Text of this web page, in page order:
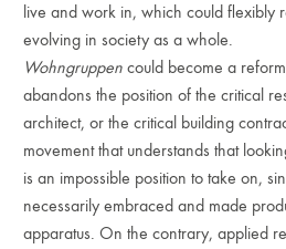
live and work in, which could flexibly
evolving in society as a whole.
Wohngruppen could become a
abandons the position of the critical
architect, or the critical building
movement that understands that
is an impossible position to take on,
necessarily embraced and made
apparatus. On the contrary, applied